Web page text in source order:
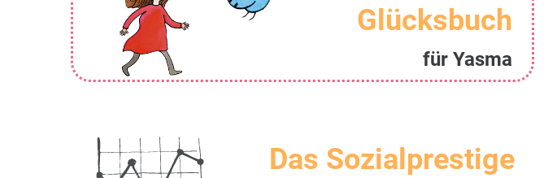
Glücksbuch
für Yasma
Das Sozialprestige